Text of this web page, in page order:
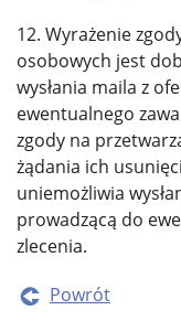
12. Wyrażenie
osobowych jest
wysłania maila z
ewentualnego
zgody na
żądania ich
uniemożliwia
prowadzącą do
zlecenia.
Powrót